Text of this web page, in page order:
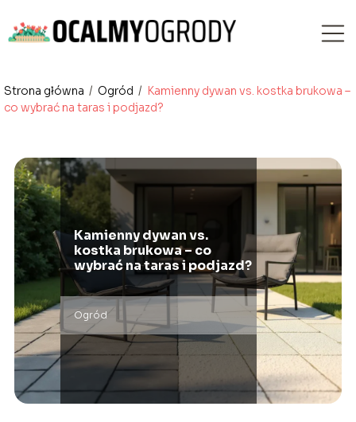
Strona główna / Ogród / Kamienny dywan vs. kostka brukowa –
co wybrać na taras i podjazd?
Kamienny dywan vs.
kostka brukowa – co
wybrać na taras i podjazd?
Ogród